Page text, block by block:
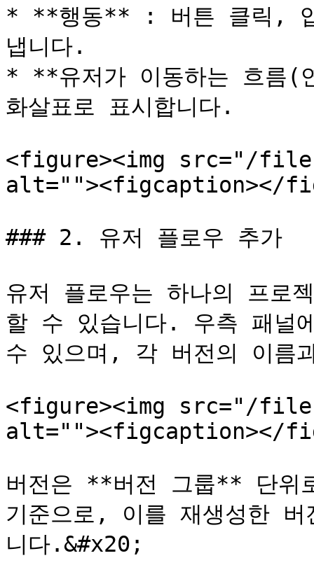
* **행동** : 버튼 클릭, 입
냅니다.
* **유저가 이동하는 흐름
화살표로 표시합니다.
<figure><img src="/files/
alt=""><figcaption></
### 2. 유저 플로우 추가
유저 플로우는 하나의 프로
할 수 있습니다. 우측 패널
수 있으며, 각 버전의 이름
<figure><img src="/files/
alt=""><figcaption></
버전은 **버전 그룹** 단위
기준으로, 이를 재생성한
니다.&#x20;